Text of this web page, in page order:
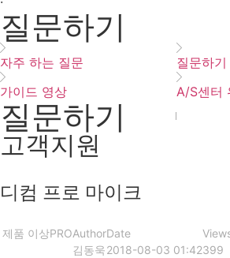
질문하기
자주 하는 질문
질문하기
가이드 영상
A/S센터
질문하기
고객지원
디컴 프로 마이크
제품 이상PROAuthor
김동욱
Date
2018-08-03 01:42399